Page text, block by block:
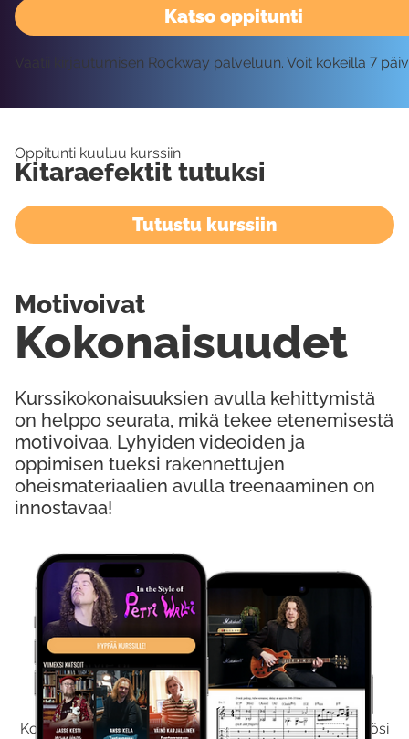
Kokeile Ilmaiseksi
Kokeilemalla ilmaiseksi saat koko sisältömme käyttöösi
Katso oppitunti
Vaatii kirjautumisen Rockway palveluun. Voit kokeilla 7
Oppitunti kuuluu kurssiin
Kitaraefektit tutuksi
Tutustu kurssiin
Kurssikokonaisuuksien avulla kehittymistä
on helppo seurata, mikä tekee etenemisestä
motivoivaa. Lyhyiden videoiden ja
oppimisen tueksi rakennettujen
oheismateriaalien avulla treenaaminen on
innostavaa!
Kokonaisuudet
Motivoivat